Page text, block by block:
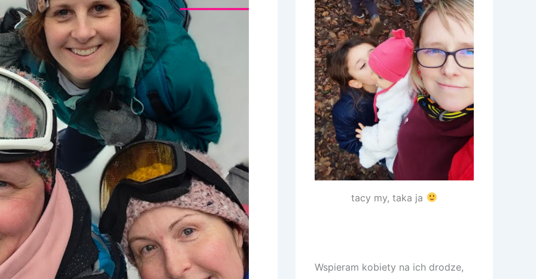
tacy my, taka ja
Wspieram kobiety na ich drodze,